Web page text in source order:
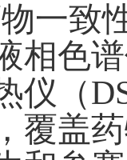
一致
相色
仪（
覆盖